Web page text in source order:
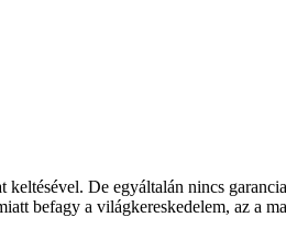
De egyáltalán nincs
befagy a világkereskedelem, az a